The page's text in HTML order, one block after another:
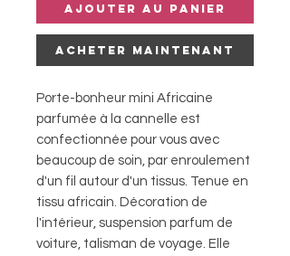
Ajouter au panier
Acheter maintenant
Porte-bonheur mini Africaine
parfumée à la cannelle est
confectionnée pour vous avec
beaucoup de soin, par enroulement
d'un fil autour d'un tissus. Tenue en
tissu africain. Décoration de
l'intérieur, suspension parfum de
voiture, talisman de voyage. Elle